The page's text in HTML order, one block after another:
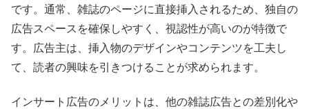
です。通常、雑誌のページに直接挿入されるため、独自の
広告スペースを確保しやすく、視認性が高いのが特徴で
す。広告主は、挿入物のデザインやコンテンツを工夫し
て、読者の興味を引きつけることが求められます。
インサート広告のメリットは、他の雑誌広告との差別化や